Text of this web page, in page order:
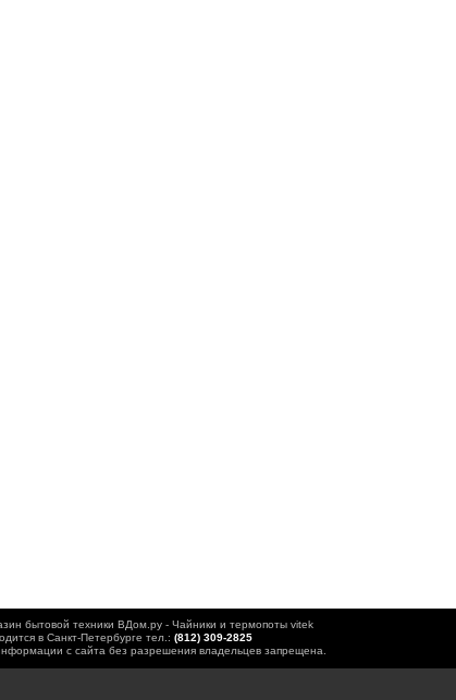
бытовой техники ВДом.ру - Чайники и термопоты vitek
в Санкт-Петербурге тел.: (812) 309-2825
с сайта без разрешения владельцев запрещена.